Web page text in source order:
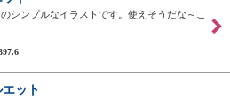
シンプルなイラストです。使えそうだな～こ
ット